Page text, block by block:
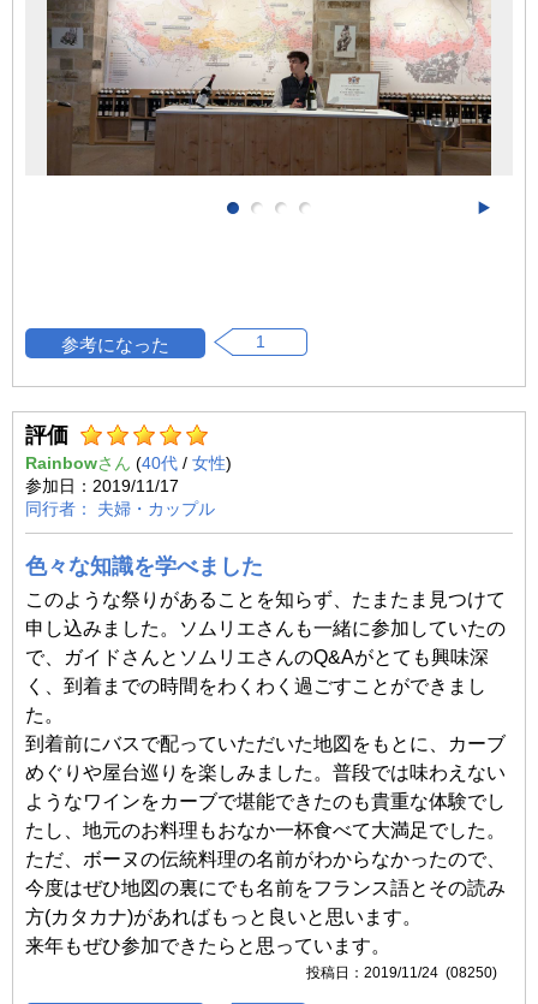
1
評価
Rainbow (40代 / 女性)
2019/11/17
夫婦・カップル
色々な知識を学べました
このような祭りがあることを知らず、たまたま見つけて
申し込みました。ソムリエさんも一緒に参加していたの
で、ガイドさんとソムリエさんのQ&Aがとても興味深
く、到着までの時間をわくわく過ごすことができまし
た。
到着前にバスで配っていただいた地図をもとに、カーブ
めぐりや屋台巡りを楽しみました。普段では味わえない
ようなワインをカーブで堪能できたのも貴重な体験でし
たし、地元のお料理もおなか一杯食べて大満足でした。
ただ、ボーヌの伝統料理の名前がわからなかったので、
今度はぜひ地図の裏にでも名前をフランス語とその読み
方(カタカナ)があればもっと良いと思います。
来年もぜひ参加できたらと思っています。
2019/11/24 (08250)